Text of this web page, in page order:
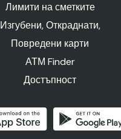
Лимити на сметките
Изгубени, Откраднати,
Повредени карти
АТМ Finder
Достъпност